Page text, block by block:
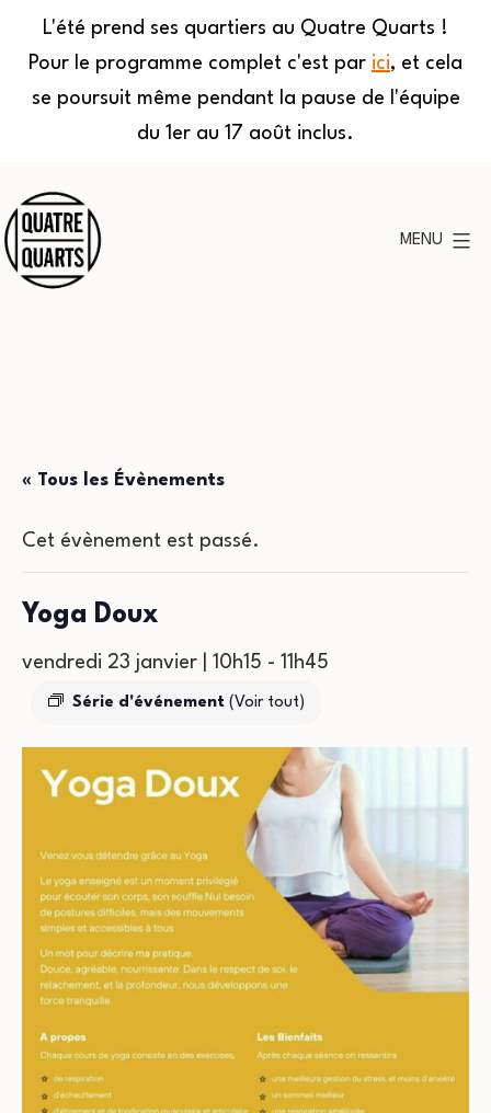
L'été prend ses quartiers au Quatre Quarts !
Pour le programme complet c'est par ici, et cela
se poursuit même pendant la pause de l'équipe
du 1er au 17 août inclus.
au
contenu
MENU
« Tous les Évènements
Cet évènement est passé.
Yoga Doux
vendredi 23 janvier | 10h15 - 11h45
Série d'événement (Voir tout)